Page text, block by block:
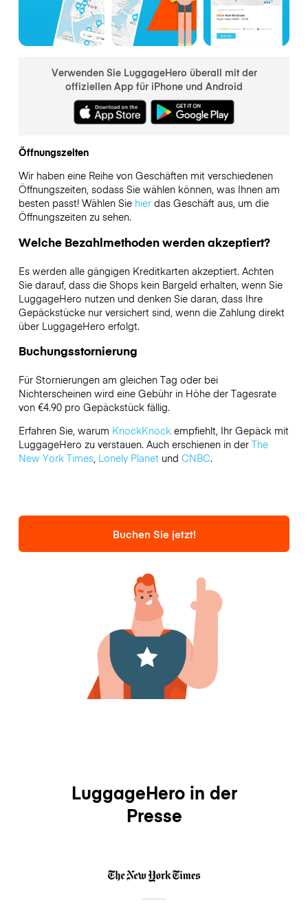
Verwenden Sie LuggageHero überall mit der
offiziellen App für iPhone und Android
Öffnungszeiten
Wir haben eine Reihe von Geschäften mit verschiedenen
Öffnungszeiten, sodass Sie wählen können, was Ihnen am
besten passt! Wählen Sie hierdas Geschäft aus, um die
Öffnungszeiten zu sehen.
Welche Bezahlmethoden werden akzeptiert?
Es werden alle gängigen Kreditkarten akzeptiert. Achten
Sie darauf, dass die Shops kein Bargeld erhalten, wenn Sie
LuggageHero nutzen und denken Sie daran, dass Ihre
Gepäckstücke nur versichert sind, wenn die Zahlung direkt
über LuggageHero erfolgt.
Buchungsstornierung
Für Stornierungen am gleichen Tag oder bei
Nichterscheinen wird eine Gebühr in Höhe der Tagesrate
von €4.90 pro Gepäckstück fällig.
Erfahren Sie, warum KnockKnockempfiehlt, Ihr Gepäck mit
LuggageHero zu verstauen. Auch erschienen in der The
New York Times, Lonely Planetund CNBC.
Buchen Sie jetzt!
LuggageHero in der
Presse